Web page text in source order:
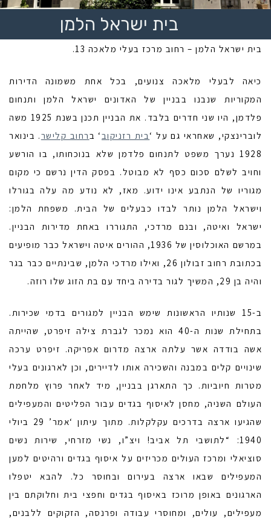
בית ישראל הלמן
בית ישראל הלמן – רחוב מרכז בעלי מלאכה 13.
כיאה לבעלי מלאכה צנועים, בכל אחת משמונה הדירות
המקוריות שנבנו בבניין של האדונים ישראל הלמן ותנחום
פלדמן, היו שני חדרים בלבד. את הבניין תכנן בשנת 1925 משה
לוברינצקי, שאחראי גם על ‘בית רזניקוב‘ ברחוב קלישר. בינואר
1928 נערך משפט לתנחום פלדמן שלא בנוכחותו, בו הורשע
וחויב לשלם סכום כסף לא מבוטל. בפסק הדין נרשם כי מקום
מגוריו של הנתבע אינו ידוע. מאז, לא נודע מה עלה בגורלו
וישראל הלמן נותר לבדו כבעלים של הבית. משפחת הלמן:
ישראל ואיטה, ובנם מרדכי, התגוררו באחת מדירות הבניין.
במרשם האוכלוסין של 1936, ההורים איטה וישראל כבר מופיעים
בכתובת רחוב זבולון 26, ואילו מרדכי הלמן, שבינתיים כבר בגר
והיה בן 29, המשיך לגור בדירה ביחד עם בת הזוג שלו רוזה.
ב-15 שנותיו הראשונות שימש הבניין למגורים בדמי שכירות.
בתחילת שנות ה-40 הוא נמכר לגברת צילה זיפרט, שהייתה
אשה בודדה אשר עלתה ארצה מדרום אפריקה. זיפרט ערכה
שינויים קלים במבנה והשכירה אותו לדיירים, וכן לארגונים בעלי
מטרות חיוביות. כך התארגן בבניין, מיד לאחר פרוץ מלחמת
העולם השניה, מחסן לאיסוף בגדים עבור הפליטים והמעפילים
שהגיעו ארצה בדרכים עקלקלות. מתוך עיתון ‘אמר’ 29 ביולי
1940: “לתושבי תל אביב! ויצ”ו, נשי מזרחי, שירות נשים
סוציאלי ומרכז העולים מכריזים על איסוף בגדים ורהיטים למען
המעפילים שבאו ארצה בעירום ובחוסר כל. להבא יטפלו
הארגונים באופן מרוכז באיסוף בגדים וחפצי בית וחלוקתם בין
מעפילים, עולים, ומחוסרי עבודה ופרנסה, הזקוקים ללבנים,